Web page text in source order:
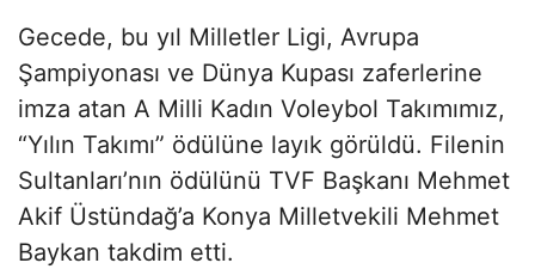
Gecede, bu yıl Milletler Ligi, Avrupa
Şampiyonası ve Dünya Kupası zaferlerine
imza atan A Milli Kadın Voleybol Takımımız,
“Yılın Takımı” ödülüne layık görüldü. Filenin
Sultanları’nın ödülünü TVF Başkanı Mehmet
Akif Üstündağ’a Konya Milletvekili Mehmet
Baykan takdim etti.